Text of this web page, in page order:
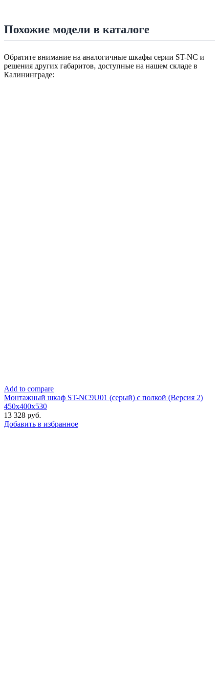
Похожие модели в каталоге
Обратите внимание на аналогичные шкафы серии ST-NC и
решения других габаритов, доступные на нашем складе в
Калининграде:
Add to compare
Монтажный шкаф ST-NC9U01 (серый) с полкой (Версия 2)
450х400х530
13 328 руб.
Добавить в избранное